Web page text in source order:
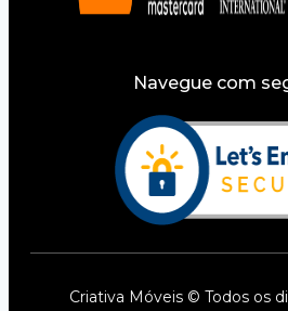
Navegue com
Criativa Móveis © Todos os